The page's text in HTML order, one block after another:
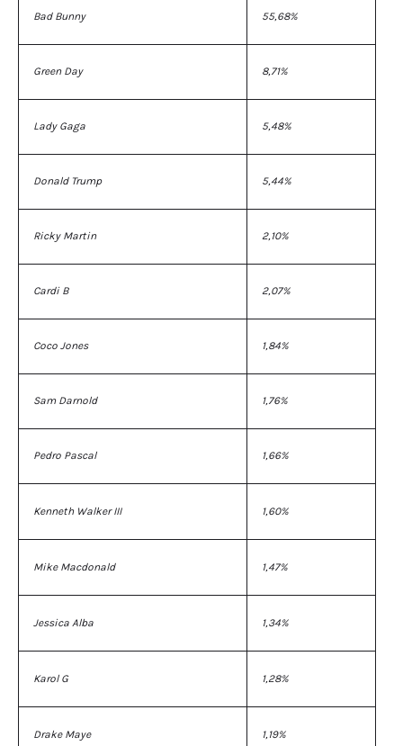
Bad Bunny 55,68%
Green Day 8,71%
Lady Gaga 5,48%
Donald Trump 5,44%
Ricky Martin 2,10%
Cardi B 2,07%
Coco Jones 1,84%
Sam Darnold 1,76%
Pedro Pascal 1,66%
Kenneth Walker III 1,60%
Mike Macdonald 1,47%
Jessica Alba 1,34%
Karol G 1,28%
Drake Maye 1,19%